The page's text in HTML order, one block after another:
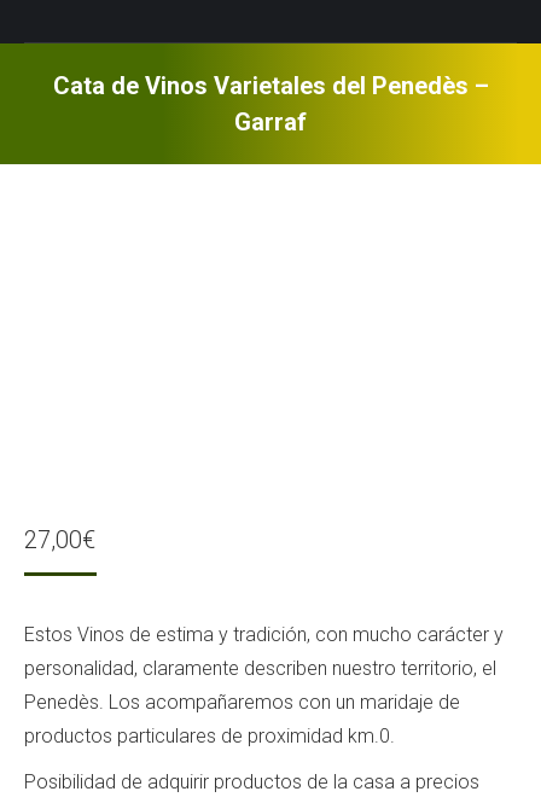
Cata de Vinos Varietales del Penedès –
Garraf
27,00€
Estos Vinos de estima y tradición, con mucho carácter y
personalidad, claramente describen nuestro territorio, el
Penedès. Los acompañaremos con un maridaje de
productos particulares de proximidad km.0.
Posibilidad de adquirir productos de la casa a precios